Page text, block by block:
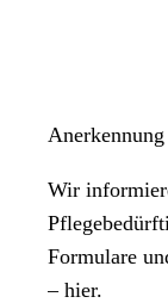
Wir
Formulare
– hier.